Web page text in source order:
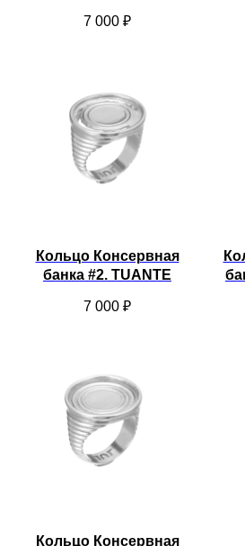
7 000 ₽
Кольцо Консервная
банка #2. TUANTE
7 000 ₽
Кольцо Консервная